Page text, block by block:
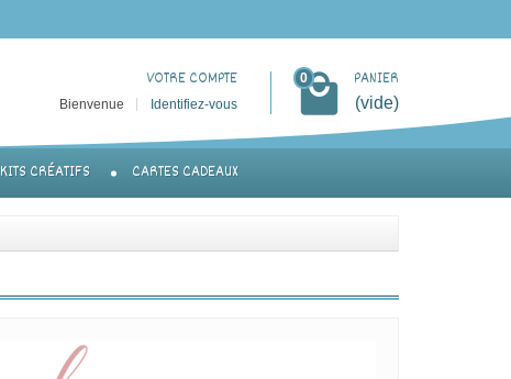
PANIER
(vide)
0
VOTRE COMPTE
Bienvenue Identifiez-vous
KITS CRÉATIFS CARTES CADEAUX